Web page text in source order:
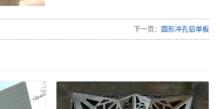
下一页： 圆形冲孔铝单板